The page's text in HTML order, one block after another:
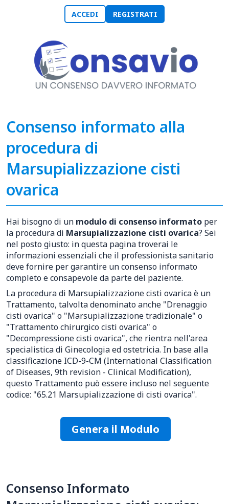
ACCEDI REGISTRATI
Consenso informato alla
procedura di
Marsupializzazione cisti
ovarica
Hai bisogno di un modulo di consenso informato per
la procedura di Marsupializzazione cisti ovarica? Sei
nel posto giusto: in questa pagina troverai le
informazioni essenziali che il professionista sanitario
deve fornire per garantire un consenso informato
completo e consapevole da parte del paziente.
La procedura di Marsupializzazione cisti ovarica è un
Trattamento, talvolta denominato anche "Drenaggio
cisti ovarica" o "Marsupializzazione tradizionale" o
"Trattamento chirurgico cisti ovarica" o
"Decompressione cisti ovarica", che rientra nell'area
specialistica di Ginecologia ed ostetricia. In base alla
classificazione ICD-9-CM (International Classification
of Diseases, 9th revision - Clinical Modification),
questo Trattamento può essere incluso nel seguente
codice: "65.21 Marsupializzazione di cisti ovarica".
Genera il Modulo
Consenso Informato